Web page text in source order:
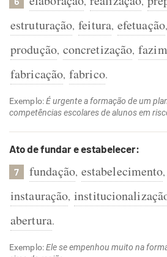
estruturação, feitura, efetuação,
produção, concretização,
fabricação, fabrico.
Exemplo:É urgente a formação de um
competências escolares de alunos em
Ato de fundar e estabelecer:
7 fundação, estabelecimento,
instauração,
abertura.
Exemplo:Ele se empenhou muito na